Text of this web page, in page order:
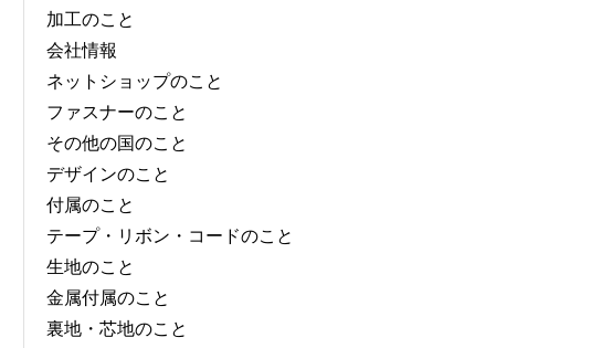
加工のこと
会社情報
ネットショップのこと
ファスナーのこと
その他の国のこと
デザインのこと
付属のこと
テープ・リボン・コードのこと
生地のこと
金属付属のこと
裏地・芯地のこと